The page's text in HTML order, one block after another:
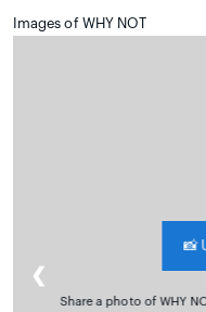
Images of WHY NOT
📸
Share a photo of WHY
❮